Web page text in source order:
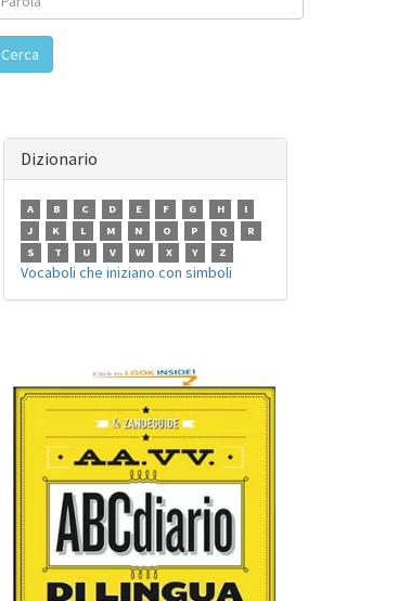
Cerca
Dizionario
A B C D E F G H
I
J
K L M N O P Q
R
S
T U V W X Y Z
Vocaboli che iniziano con simboli